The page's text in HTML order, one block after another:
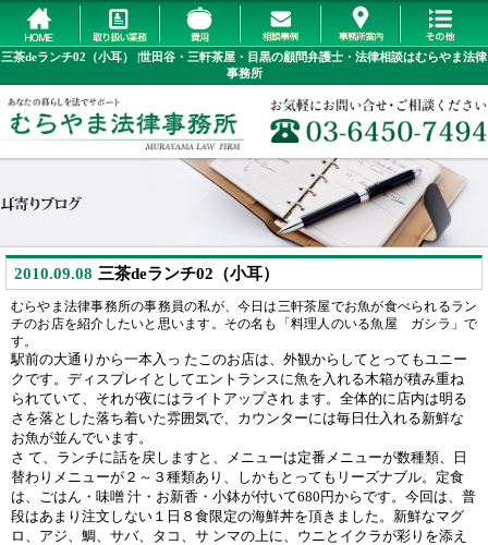
三茶deランチ02（小耳） |世田谷・三軒茶屋・目黒の顧問弁護士・法律相談はむらやま法律
事務所
2010.09.08 三茶deランチ02（小耳）
むらやま法律事務所の事務員の私が、今日は三軒茶屋でお魚が食べられるラン
チのお店を紹介したいと思います。その名も「料理人のいる魚屋 ガシラ」で
す。
駅前の大通りから一本入っ たこのお店は、外観からしてとってもユニー
クです。ディスプレイとしてエントランスに魚を入れる木箱が積み重ね
られていて、それが夜にはライトアップされ ます。全体的に店内は明る
さを落とした落ち着いた雰囲気で、カウンターには毎日仕入れる新鮮な
お魚が並んでいます。
さ て、ランチに話を戻しますと、メニューは定番メニューが数種類、日
替わりメニューが２～３種類あり、しかもとってもリーズナブル。定食
は、ごはん・味噌 汁・お新香・小鉢が付いて680円からです。今回は、普
段はあまり注文しない１日８食限定の海鮮丼を頂きました。新鮮なマグ
ロ、アジ、鯛、サバ、タコ、サ ンマの上に、ウニとイクラが彩りを添え